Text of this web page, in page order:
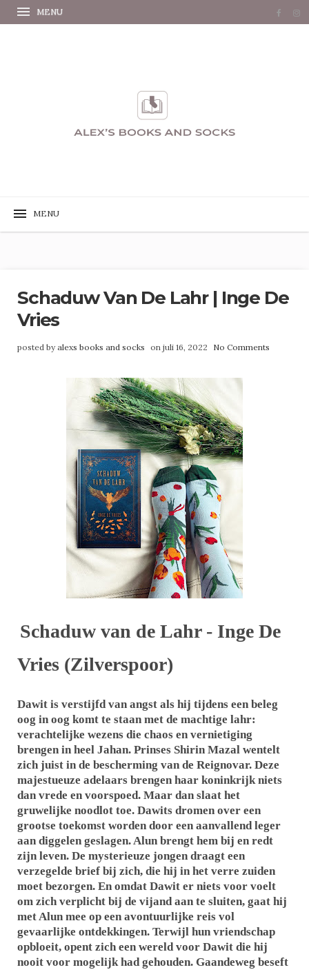
Schaduw Van De Lahr | Inge De
Vries
posted byalexs books and socks on juli 16, 2022 No Comments
Schaduw van de Lahr - Inge De
Vries (Zilverspoor)
Dawit is verstijfd van angst als hij tijdens een beleg
oog in oog komt te staan met de machtige lahr:
verachtelijke wezens die chaos en vernietiging
brengen in heel Jahan. Prinses Shirin Mazal wentelt
zich juist in de bescherming van de Reignovar. Deze
majestueuze adelaars brengen haar koninkrijk niets
dan vrede en voorspoed. Maar dan slaat het
gruwelijke noodlot toe. Dawits dromen over een
grootse toekomst worden door een aanvallend leger
aan diggelen geslagen. Alun brengt hem bij en redt
zijn leven. De mysterieuze jongen draagt een
verzegelde brief bij zich, die hij in het verre zuiden
moet bezorgen. En omdat Dawit er niets voor voelt
om zich verplicht bij de vijand aan te sluiten, gaat hij
met Alun mee op een avontuurlijke reis vol
gevaarlijke ontdekkingen. Terwijl hun vriendschap
opbloeit, opent zich een wereld voor Dawit die hij
nooit voor mogelijk had gehouden. Gaandeweg beseft